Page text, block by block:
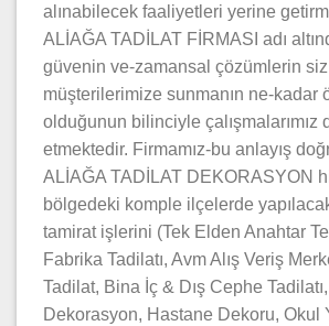
alınabilecek faaliyetleri yerine
ALİAĞA TADİLAT FİRMASI adı
güvenin ve-zamansal çözümlerin
müşterilerimize sunmanın ne-kadar
olduğunun bilinciyle çalışmalarımız
etmektedir. Firmamız-bu anlayış
ALİAĞA TADİLAT DEKORASYON
bölgedeki komple ilçelerde
tamirat işlerini (Tek Elden Anahtar
Fabrika Tadilatı, Avm Alış Veriş
Tadilat, Bina İç & Dış Cephe
Dekorasyon, Hastane Dekoru, Okul